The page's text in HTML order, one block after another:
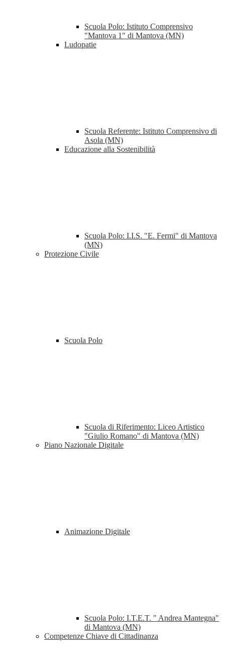
Scuola Polo: Istituto Comprensivo
"Mantova 1" di Mantova (MN)
Ludopatie
Scuola Referente: Istituto Comprensivo di
Asola (MN)
Educazione alla Sostenibilità
Scuola Polo: I.I.S. "E. Fermi" di Mantova
(MN)
Protezione Civile
Scuola Polo
Scuola di Riferimento: Liceo Artistico
"Giulio Romano" di Mantova (MN)
Piano Nazionale Digitale
Animazione Digitale
Scuola Polo: I.T.E.T. " Andrea Mantegna"
di Mantova (MN)
Competenze Chiave di Cittadinanza